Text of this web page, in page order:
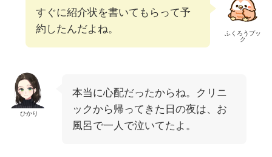
ふくろうプッ
ク
すぐに紹介状を書いてもらって予
約したんだよね。
ひかり
本当に心配だったからね。クリニ
ックから帰ってきた日の夜は、お
風呂で一人で泣いてたよ。